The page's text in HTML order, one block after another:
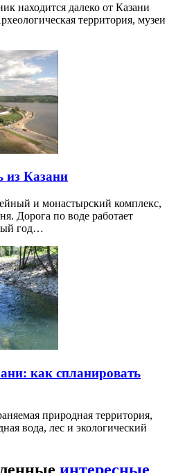
находится далеко от Казани
территория, музеи
из Казани
и монастырский комплекс,
Дорога по воде работает
год…
как спланировать
природная территория,
вода, лес и экологический
интересные